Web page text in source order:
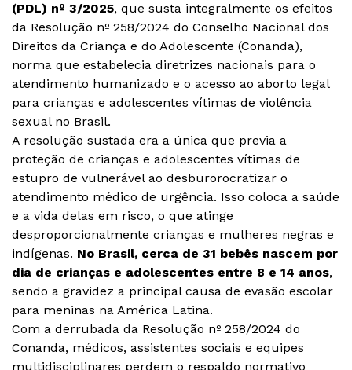
(PDL) nº 3/2025, que susta integralmente os efeitos
da Resolução nº 258/2024 do Conselho Nacional dos
Direitos da Criança e do Adolescente (Conanda),
norma que estabelecia diretrizes nacionais para o
atendimento humanizado e o acesso ao aborto legal
para crianças e adolescentes vítimas de violência
sexual no Brasil.
A resolução sustada era a única que previa a
proteção de crianças e adolescentes vítimas de
estupro de vulnerável ao desburorocratizar o
atendimento médico de urgência. Isso coloca a saúde
e a vida delas em risco, o que atinge
desproporcionalmente crianças e mulheres negras e
indígenas. No Brasil, cerca de 31 bebês nascem por
dia de crianças e adolescentes entre 8 e 14 anos,
sendo a gravidez a principal causa de evasão escolar
para meninas na América Latina.
Com a derrubada da Resolução nº 258/2024 do
Conanda, médicos, assistentes sociais e equipes
multidisciplinares perdem o respaldo normativo